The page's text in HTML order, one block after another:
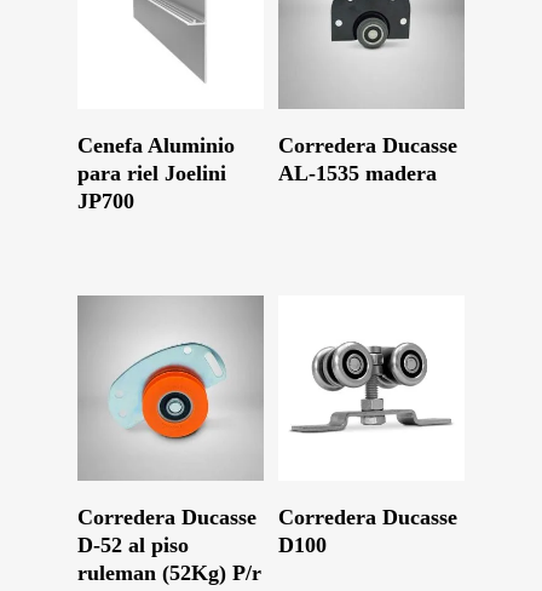
Cenefa Aluminio
para riel Joelini
JP700
Corredera Ducasse
AL-1535 madera
Corredera Ducasse
D-52 al piso
ruleman (52Kg) P/r
Corredera Ducasse
D100